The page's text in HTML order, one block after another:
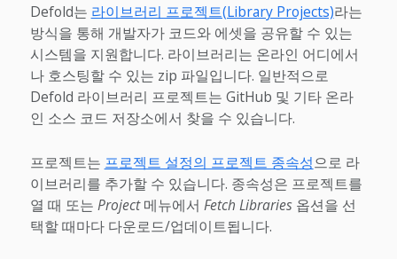
Defold는 라이브러리 프로젝트(Library Projects)라는
방식을 통해 개발자가 코드와 에셋을 공유할 수 있는
시스템을 지원합니다. 라이브러리는 온라인 어디에서
나 호스팅할 수 있는 zip 파일입니다. 일반적으로
Defold 라이브러리 프로젝트는 GitHub 및 기타 온라
인 소스 코드 저장소에서 찾을 수 있습니다.
프로젝트는 프로젝트 설정의 프로젝트 종속성으로 라
이브러리를 추가할 수 있습니다. 종속성은 프로젝트를
열 때 또는 Project메뉴에서 Fetch Libraries옵션을 선
택할 때마다 다운로드/업데이트됩니다.